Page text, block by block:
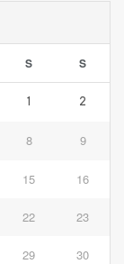
S S
1 2
8 9
15 16
22 23
29 30